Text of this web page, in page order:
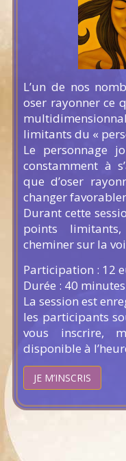
L’un de nos
oser rayonner ce
limitants du «
Le personnage
constamment à
que d’oser
changer
Durant cette
points
cheminer sur la
Participation : 12
Durée : 40 minutes
La session est
les participants
vous inscrire,
disponible à
JE M’INSCRIS